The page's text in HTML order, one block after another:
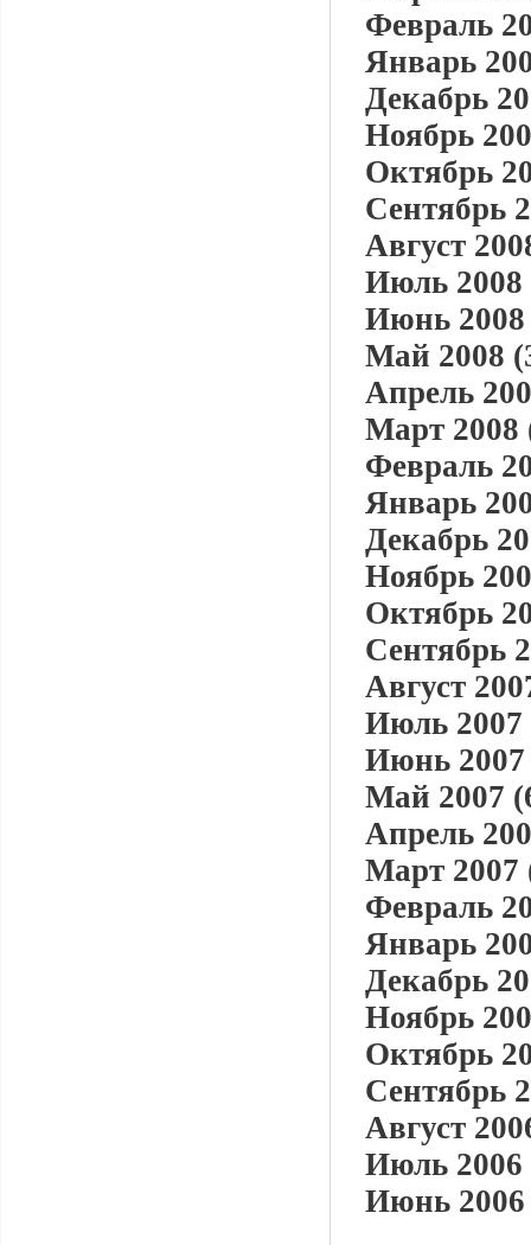
Февраль
Январь
Декабрь
Ноябрь
Октябрь
Сентябрь
Август
Июль 2008
Июнь 2008
Май 2008
Апрель
Март 2008
Февраль
Январь
Декабрь
Ноябрь
Октябрь
Сентябрь
Август
Июль 2007
Июнь 2007
Май 2007
Апрель
Март 2007
Февраль
Январь
Декабрь
Ноябрь
Октябрь
Сентябрь
Август
Июль 2006
Июнь 2006